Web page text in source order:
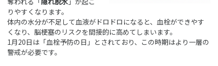
りやすくなります。
体内の水分が不足して血液がドロドロになると、血栓ができやす
くなり、脳梗塞のリスクを間接的に高めてしまいます。
1月20日は「血栓予防の日」とされており、この時期はより一層の
警戒が必要です。